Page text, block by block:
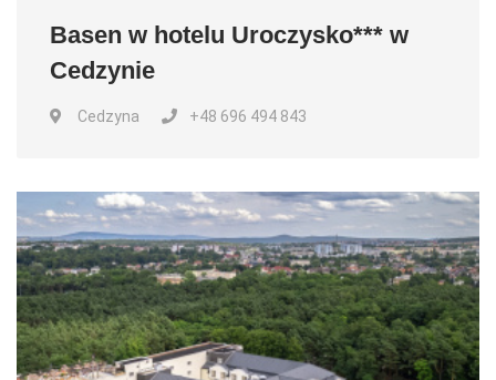
Basen w hotelu Uroczysko*** w
Cedzynie
Cedzyna +48 696 494 843